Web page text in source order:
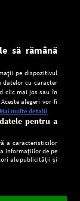
smartphone:
să rămână
pe dispozitivul
datelor cu caracter
clic mai jos sau în
alegeri vor fi
Mai multe detalii
pentru a
a caracteristicilor
informațiilor de pe
ale publicității și